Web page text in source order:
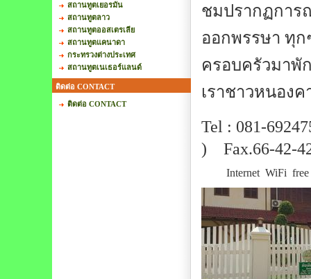
สถานทูตเยอรมัน
สถานทูตลาว
สถานทูตออสเตรเลีย
สถานทูตแคนาดา
กระทรวงต่างประเทศ
สถานทูตเนเธอร์แลนด์
ติดต่อ CONTACT
ติดต่อ CONTACT
ชมปรากฏกา
ออกพรรษา ทุ
ครอบครัวมา
เราชาวหนอง
Tel : 081-
) Fax.66-42-
Internet WiFi free